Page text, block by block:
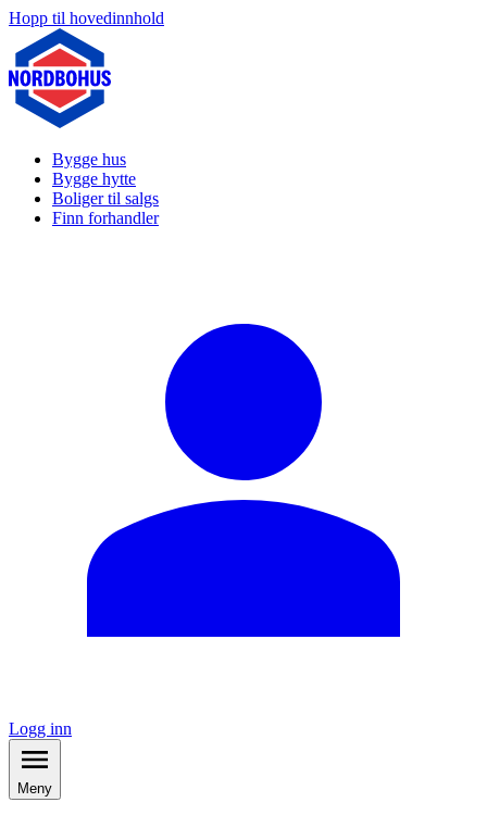
Hopp til hovedinnhold
Bygge hus
Bygge hytte
Boliger til salgs
Finn forhandler
Logg inn
Meny